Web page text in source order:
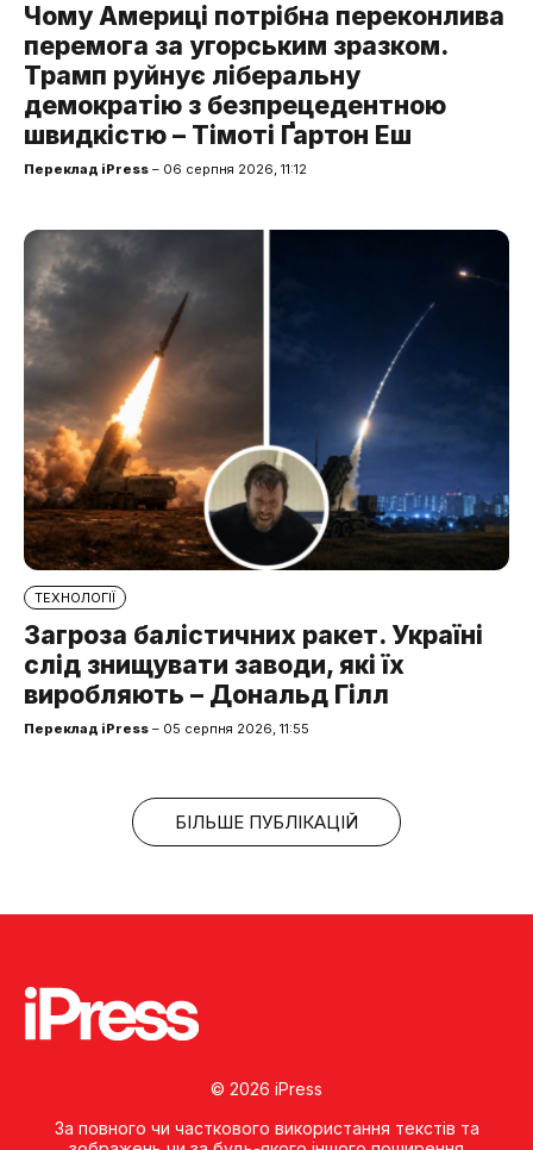
Чому Америці потрібна переконлива
перемога за угорським зразком.
Трамп руйнує ліберальну
демократію з безпрецедентною
швидкістю – Тімоті Ґартон Еш
Переклад iPress – 06 серпня 2026, 11:12
ТЕХНОЛОГІЇ
Загроза балістичних ракет. Україні
слід знищувати заводи, які їх
виробляють – Дональд Гілл
Переклад iPress – 05 серпня 2026, 11:55
БІЛЬШЕ ПУБЛІКАЦІЙ
© 2026 iPress
За повного чи часткового використання текстів та